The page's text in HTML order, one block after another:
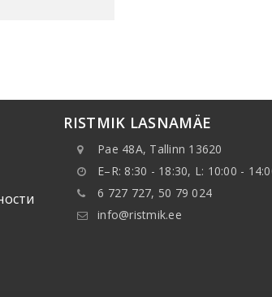
RISTMIK LASNAMÄE
Pae 48A, Tallinn 13620
E–R: 8:30 - 18:30, L: 10:00 -
6 727 727, 50 79 024
info@ristmik.ee